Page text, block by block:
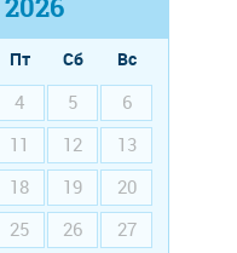
Пт Сб
Вс
4 5
6
11 12
13
18 19
20
25 26
27